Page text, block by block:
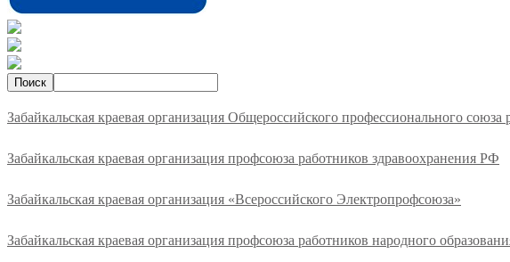
Забайкальская краевая организация Общероссийского профессионального
Забайкальская краевая организация профсоюза работников здравоохранения РФ
Забайкальская краевая организация «Всероссийского Электропрофсоюза»
Забайкальская краевая организация профсоюза работников народного